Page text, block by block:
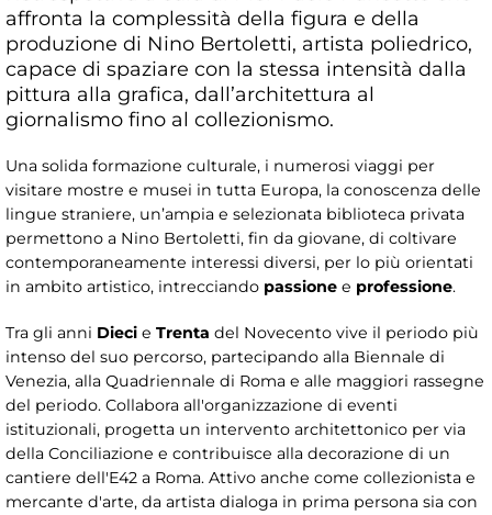
affronta la complessità della figura e della
produzione di Nino Bertoletti, artista poliedrico,
capace di spaziare con la stessa intensità dalla
pittura alla grafica, dall’architettura al
giornalismo fino al collezionismo.
Una solida formazione culturale, i numerosi viaggi per
visitare mostre e musei in tutta Europa, la conoscenza delle
lingue straniere, un’ampia e selezionata biblioteca privata
permettono a Nino Bertoletti, fin da giovane, di coltivare
contemporaneamente interessi diversi, per lo più orientati
in ambito artistico, intrecciando passione e professione.
Tra gli anni Dieci e Trenta del Novecento vive il periodo più
intenso del suo percorso, partecipando alla Biennale di
Venezia, alla Quadriennale di Roma e alle maggiori rassegne
del periodo. Collabora all'organizzazione di eventi
istituzionali, progetta un intervento architettonico per via
della Conciliazione e contribuisce alla decorazione di un
cantiere dell'E42 a Roma. Attivo anche come collezionista e
mercante d'arte, da artista dialoga in prima persona sia con